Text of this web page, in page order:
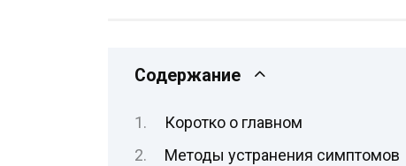
Содержание
Коротко о главном
Методы устранения симптомов